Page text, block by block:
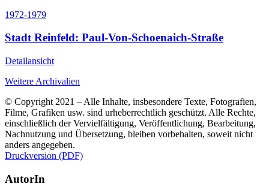
1972-1979
Stadt Reinfeld: Paul-Von-Schoenaich-Straße
Detailansicht
Weitere Archivalien
© Copyright 2021 – Alle Inhalte, insbesondere Texte, Fotografien,
Filme, Grafiken usw. sind urheberrechtlich geschützt. Alle Rechte,
einschließlich der Vervielfältigung, Veröffentlichung, Bearbeitung,
Nachnutzung und Übersetzung, bleiben vorbehalten, soweit nicht
anders angegeben.
Druckversion (PDF)
AutorIn